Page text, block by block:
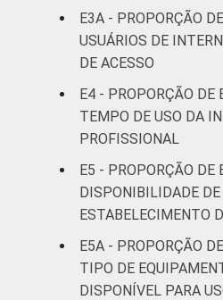
LOCALIZAÇÃO
1Base: 1.612
computador no
Respostas
entre setembro de
Fonte: NIC.br - set
E3A - PROPORÇÃO
USUÁRIOS DE
DE ACESSO
E4 - PROPORÇÃO DE
TEMPO DE USO DA
PROFISSIONAL
E5 - PROPORÇÃO DE
DISPONIBILIDADE
ESTABELECIMENTO
E5A - PROPORÇÃO
TIPO DE
DISPONÍVEL PARA